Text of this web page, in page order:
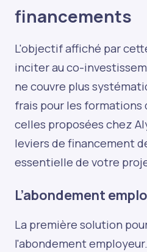
financements
L'objectif affiché par
inciter au co-
ne couvre plus
frais pour les formations
celles proposées chez
leviers de financement
essentielle de votre
L’abondement
La première solution
l'abondement